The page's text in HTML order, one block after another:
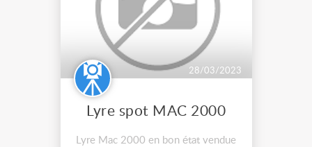
28/03/2023
Lyre spot MAC 2000
Lyre Mac 2000 en bon état vendue